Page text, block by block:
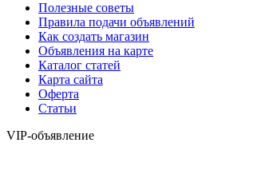
Полезные советы
Правила подачи объявлений
Как создать магазин
Объявления на карте
Каталог статей
Карта сайта
Оферта
Статьи
VIP-объявление